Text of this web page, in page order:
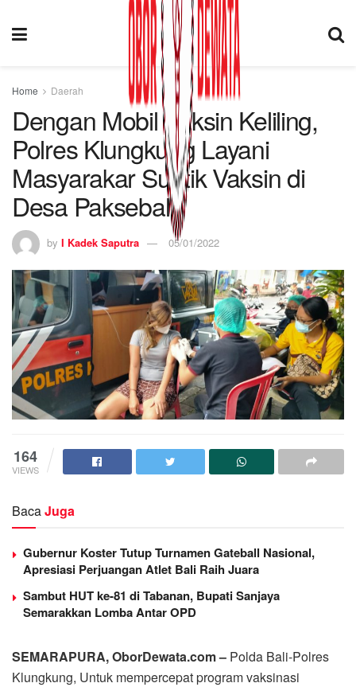
Home Daerah
Dengan Mobil Vaksin Keliling,
Polres Klungkung Layani
Masyarakar Suntik Vaksin di
Desa Paksebali
by I Kadek Saputra 05/01/2022
164
VIEWS
BacaJuga
Gubernur Koster Tutup Turnamen Gateball Nasional,
Apresiasi Perjuangan Atlet Bali Raih Juara
Sambut HUT ke-81 di Tabanan, Bupati Sanjaya
Semarakkan Lomba Antar OPD
SEMARAPURA, OborDewata.com – Polda Bali-Polres
Klungkung, Untuk mempercepat program vaksinasi